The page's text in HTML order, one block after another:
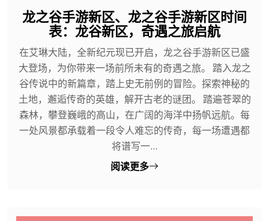
龙之谷手游新区、龙之谷手游新区时间
表：龙谷新区，奇遇之旅启航
在艾琳大陆，全新纪元现已开启，龙之谷手游新区已盛
大登场，为你带来一场前所未有的奇遇之旅。 踏入龙之
谷传说中的新篇章，踏上史无前例的冒险。探索神秘的
土地，邂逅传奇的英雄，解开古老的谜团。 踏遍苍翠的
森林，攀登巍峨的高山，在广阔的海洋中扬帆远航。每
一处风景都承载着一段令人难忘的传奇，每一场遭遇都
将谱写一...
阅读更多